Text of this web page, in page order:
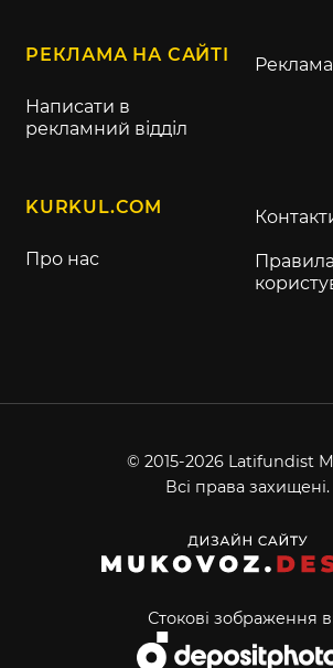
РЕКЛАМА НА САЙТІ
Написати в
рекламний відділ
Реклама
KURKUL.COM
Про нас
Правила
© 2015-2026 Latifundist
Всі права захищені.
Стокові зображення